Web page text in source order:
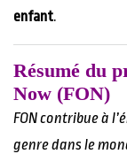
enfant.
Résumé du
Now (FON)
FON contribue à
genre dans le